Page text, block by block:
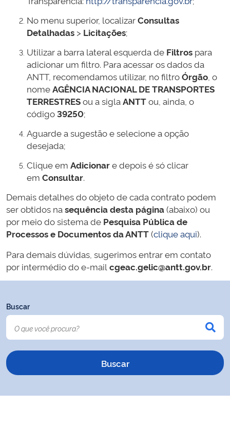
No menu superior, localizarConsultas
Detalhadas > Licitações;
Utilizar a barra lateral esquerda de Filtros para
adicionar um filtro. Para acessar os dados da
ANTT, recomendamos utilizar, no filtroÓrgão , o
nomeAGÊNCIA NACIONAL DE TRANSPORTES
TERRESTRESou a siglaANTTou, ainda, o
código39250;
Aguarde a sugestão e selecione a opção
desejada;
Clique em Adicionare depois é só clicar
em Consultar.
Demais detalhes do objeto de cada contrato podem
ser obtidos nasequência desta página(abaixo) ou
por meio do sistema de Pesquisa Pública de
Processos e Documentos da ANTT(clique aqui).
Para demais dúvidas, sugerimos entrar em contato
por intermédio do e-mail cgeac.gelic@antt.gov.br.
Buscar